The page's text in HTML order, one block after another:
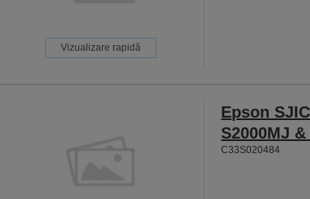
Vizualizare rapidă
Epson
S2000MJ
C33S020484